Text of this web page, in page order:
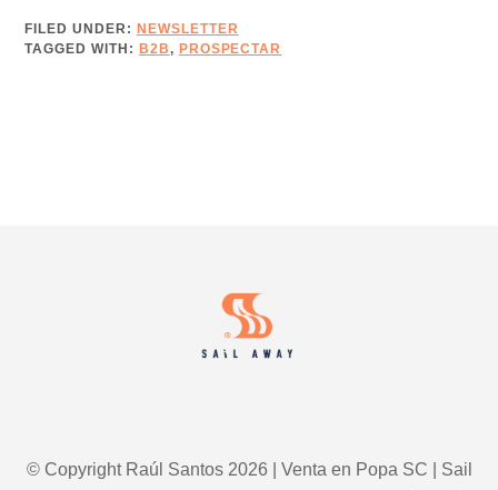
FILED UNDER: NEWSLETTER
TAGGED WITH: B2B, PROSPECTAR
© Copyright Raúl Santos 2026 | Venta en Popa SC | Sail